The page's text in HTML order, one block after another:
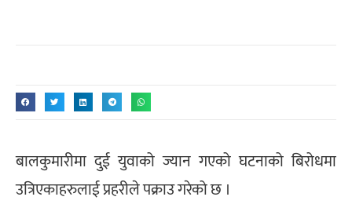
बालकुमारीमा दुई युवाको ज्यान गएको घटनाको बिरोधमा
उत्रिएकाहरुलाई प्रहरीले पक्राउ गरेको छ ।